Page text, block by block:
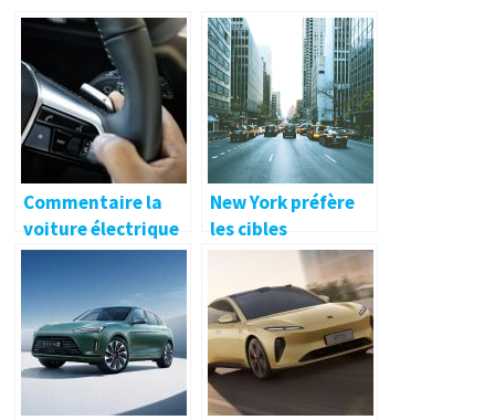
Commentaire la
voiture électrique
pousse aussi les
équipements à se
réinventer
New York préfère
les cibles
municipales de
voitures
électriques